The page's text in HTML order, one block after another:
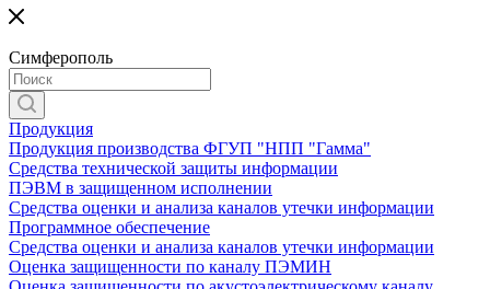
Симферополь
Продукция
Продукция производства ФГУП "НПП "Гамма"
Средства технической защиты информации
ПЭВМ в защищенном исполнении
Средства оценки и анализа каналов утечки информации
Программное обеспечение
Средства оценки и анализа каналов утечки информации
Оценка защищенности по каналу ПЭМИН